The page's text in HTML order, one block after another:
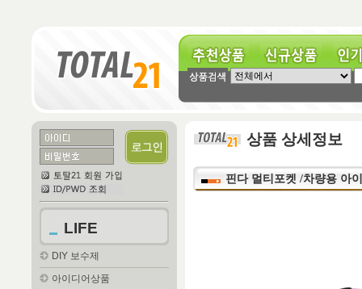
추천상품 신규상품 인기
LIFE
DIY 보수제
아이디어상품
상품 상세정보
핀다 멀티포켓 /차량용 아